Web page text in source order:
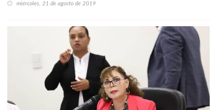
miércoles, 21 de agosto de 2019